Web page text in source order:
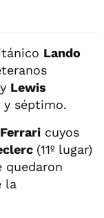
Lando
Lewis
y séptimo.
Ferrari cuyos
(11º lugar)
quedaron
la